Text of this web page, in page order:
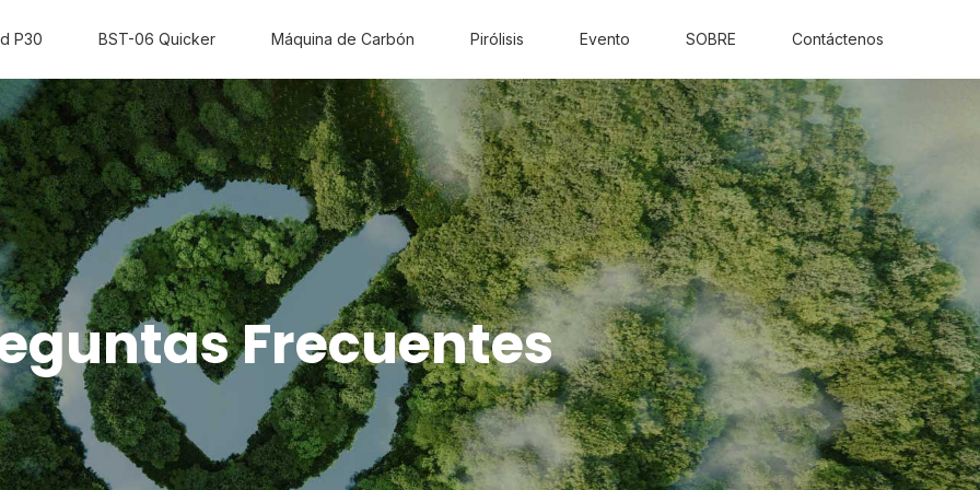
P30 BST-06 Quicker Máquina de Carbón Pirólisis Evento SOBRE Contáctenos
Frecuentes